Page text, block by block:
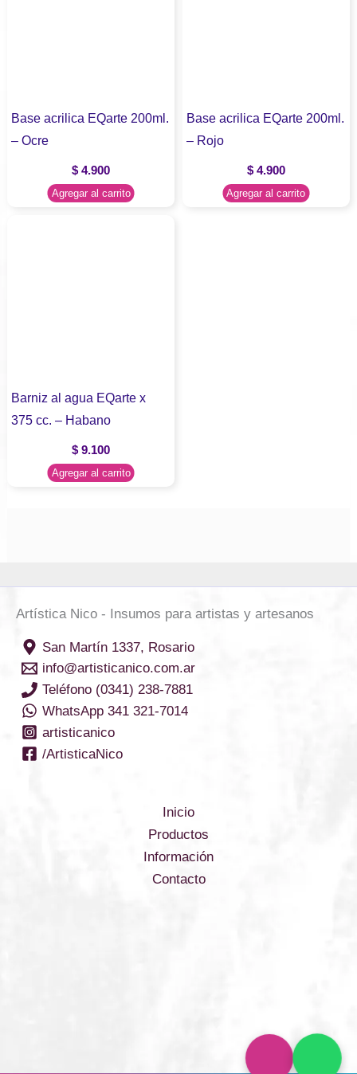
Base acrilica EQarte 200ml.
– Ocre
$ 4.900
Agregar al carrito
Base acrilica EQarte 200ml.
– Rojo
$4.900
Agregar al carrito
Barniz al agua EQarte x
375 cc. – Habano
$ 9.100
Agregar al carrito
Artística Nico - Insumos para artistas y artesanos
San Martín 1337, Rosario
info@artisticanico.com.ar
Teléfono (0341) 238-7881
WhatsApp 341 321-7014
artisticanico
/ArtisticaNico
Inicio
Productos
Información
Contacto